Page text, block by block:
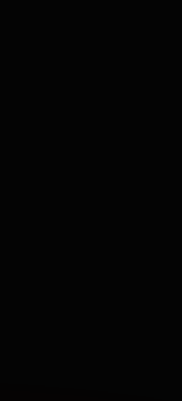
di app per corti